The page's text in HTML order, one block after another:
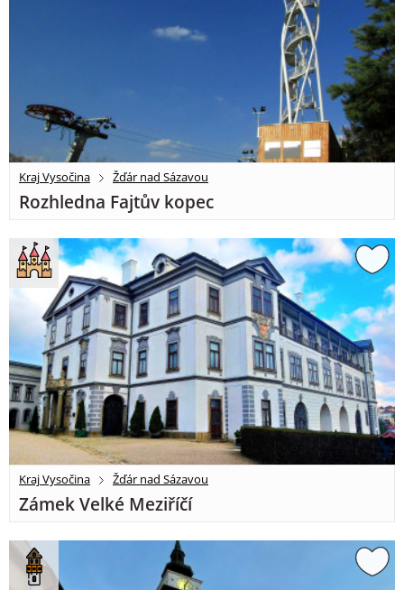
Kraj Vysočina Žďár nad Sázavou
Rozhledna Fajtův kopec
Kraj Vysočina Žďár nad Sázavou
Zámek Velké Meziříčí